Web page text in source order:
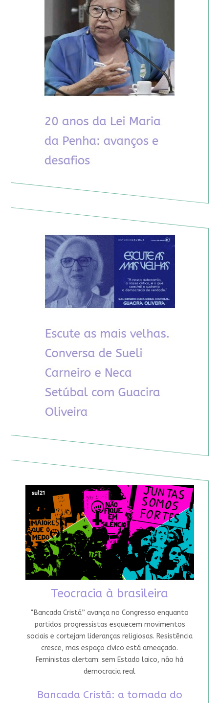
Teocracia à brasileira
“Bancada Cristã” avança no Congresso enquanto
partidos progressistas esquecem movimentos
sociais e cortejam lideranças religiosas. Resistência
cresce, mas espaço cívico está ameaçado.
Feministas alertam: sem Estado laico, não há
democracia real
Bancada Cristã: a tomada do